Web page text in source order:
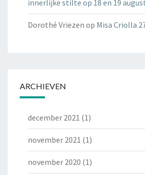
innerlijke stilte op 18 en 19
Dorothé Vriezen op Misa Criolla
ARCHIEVEN
december 2021 (1)
november 2021 (1)
november 2020 (1)